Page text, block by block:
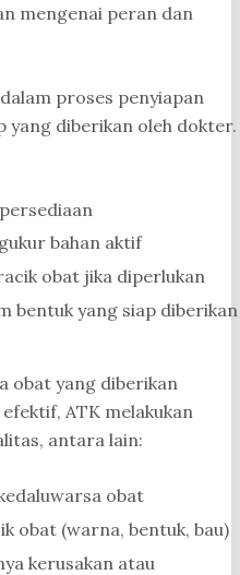
mengenai peran dan
proses penyiapan
yang diberikan oleh dokter.
bahan aktif
obat jika diperlukan
bentuk yang siap diberikan
obat yang diberikan
ATK melakukan
antara lain:
obat
obat (warna, bentuk, bau)
kerusakan atau